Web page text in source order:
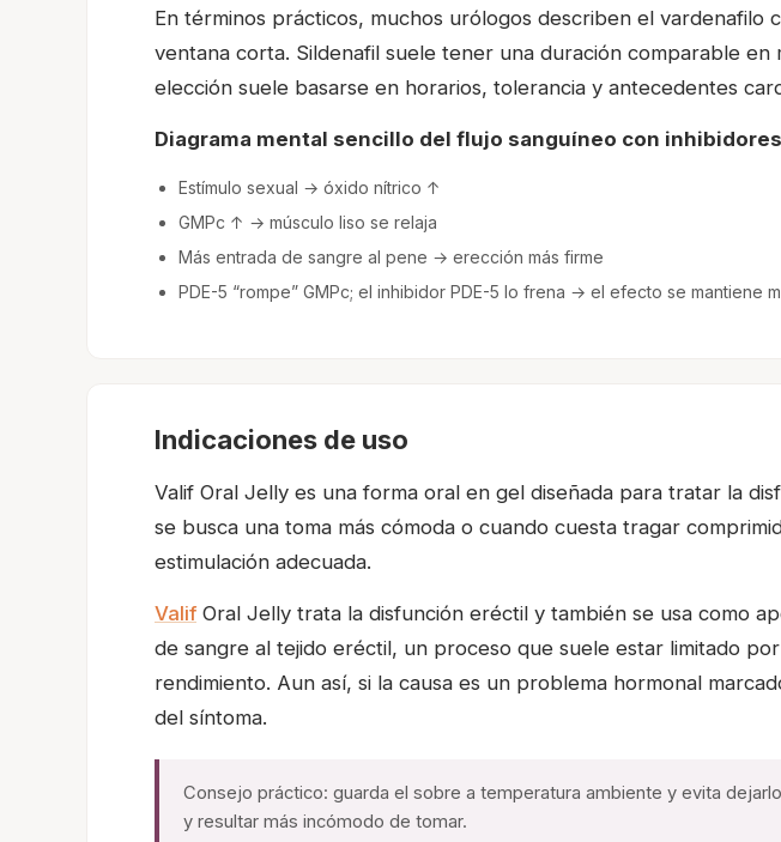
En términos prácticos, muchos urólogos describen el
ventana corta. Sildenafil suele tener una duración comparable
elección suele basarse en horarios, tolerancia y antecedentes
Diagrama mental sencillo del flujo sanguíneo con inhibidores
Estímulo sexual → óxido nítrico ↑
GMPc ↑ → músculo liso se relaja
Más entrada de sangre al pene → erección más firme
PDE-5 “rompe” GMPc; el inhibidor PDE-5 lo frena → el efecto se mantiene
Indicaciones de uso
Valif Oral Jelly es una forma oral en gel diseñada para tratar la
se busca una toma más cómoda o cuando cuesta tragar
estimulación adecuada.
Valif Oral Jelly trata la disfunción eréctil y también se usa como
de sangre al tejido eréctil, un proceso que suele estar limitado
rendimiento. Aun así, si la causa es un problema hormonal
del síntoma.
Consejo práctico: guarda el sobre a temperatura ambiente y evita
y resultar más incómodo de tomar.